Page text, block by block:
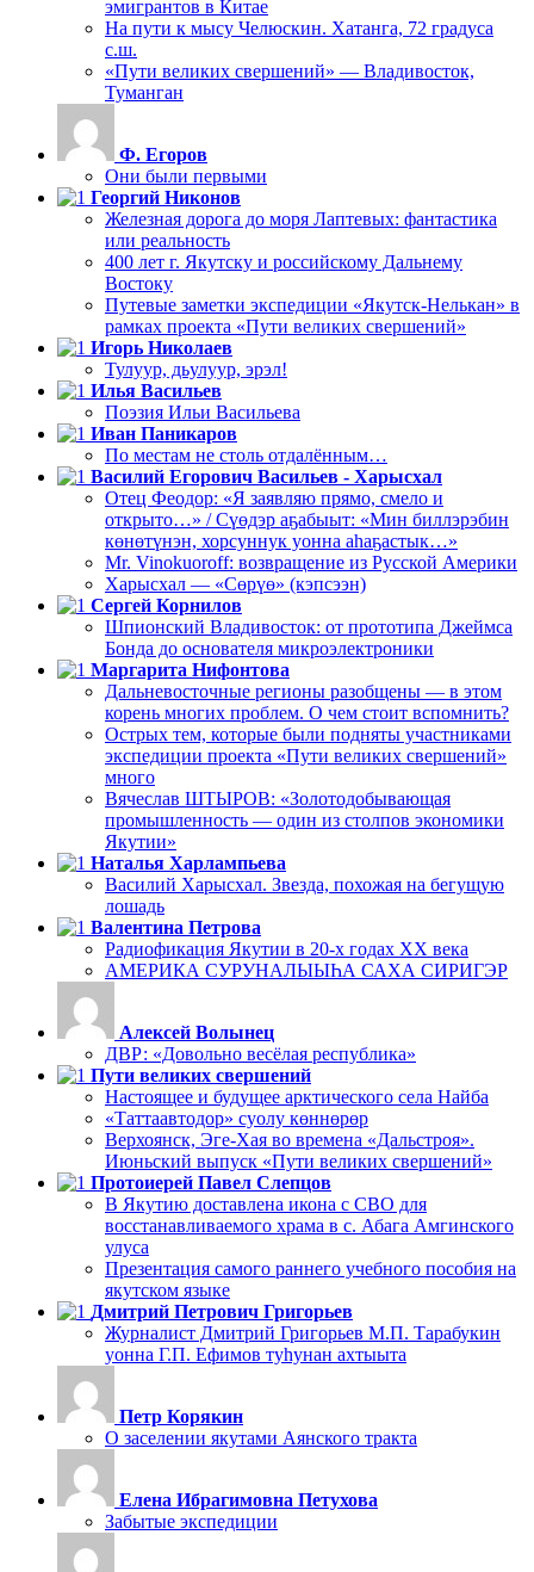
эмигрантов в Китае
На пути к мысу Челюскин. Хатанга, 72 градуса
с.ш.
«Пути великих свершений» — Владивосток,
Туманган
Ф. Егоров
Они были первыми
Георгий Никонов
Железная дорога до моря Лаптевых: фантастика
или реальность
400 лет г. Якутску и российскому Дальнему
Востоку
Путевые заметки экспедиции «Якутск-Нелькан» в
рамках проекта «Пути великих свершений»
Игорь Николаев
Тулуур, дьулуур, эрэл!
Илья Васильев
Поэзия Ильи Васильева
Иван Паникаров
По местам не столь отдалённым…
Василий Егорович Васильев - Харысхал
Отец Феодор: «Я заявляю прямо, смело и
открыто…» / Сүөдэр аҕабыыт: «Мин биллэрэбин
көнөтүнэн, хорсуннук уонна аһаҕастык…»
Mr. Vinokuoroff: возвращение из Русской Америки
Харысхал — «Сөрүө» (кэпсээн)
Сергей Корнилов
Шпионский Владивосток: от прототипа Джеймса
Бонда до основателя микроэлектроники
Маргарита Нифонтова
Дальневосточные регионы разобщены — в этом
корень многих проблем. О чем стоит вспомнить?
Острых тем, которые были подняты участниками
экспедиции проекта «Пути великих свершений»
много
Вячеслав ШТЫРОВ: «Золотодобывающая
промышленность — один из столпов экономики
Якутии»
Наталья Харлампьева
Василий Харысхал. Звезда, похожая на бегущую
лошадь
Валентина Петрова
Радиофикация Якутии в 20-х годах ХХ века
АМЕРИКА СУРУНАЛЫЫҺА САХА СИРИГЭР
Алексей Волынец
ДВР: «Довольно весёлая республика»
Пути великих свершений
Настоящее и будущее арктического села Найба
«Таттаавтодор» суолу көннөрөр
Верхоянск, Эге-Хая во времена «Дальстроя».
Июньский выпуск «Пути великих свершений»
Протоиерей Павел Слепцов
В Якутию доставлена икона с СВО для
восстанавливаемого храма в с. Абага Амгинского
улуса
Презентация самого раннего учебного пособия на
якутском языке
Дмитрий Петрович Григорьев
Журналист Дмитрий Григорьев М.П. Тарабукин
уонна Г.П. Ефимов туһунан ахтыыта
Петр Корякин
О заселении якутами Аянского тракта
Елена Ибрагимовна Петухова
Забытые экспедиции